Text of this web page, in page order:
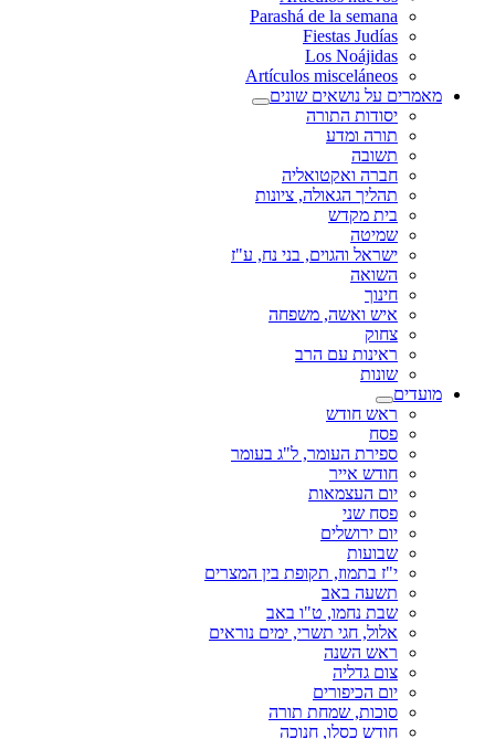
Parashá de la semana
Fiestas Judías
Los Noájidas
Artículos misceláneos
מאמרים על נושאים שונים
יסודות התורה
תורה ומדע
תשובה
חברה ואקטואליה
תהליך הגאולה, ציונות
בית מקדש
שמיטה
ישראל והגוים, בני נח, ע"ז
השואה
חינוך
איש ואשה, משפחה
צחוק
ראינות עם הרב
שונות
מועדים
ראש חודש
פסח
ספירת העומר, ל"ג בעומר
חודש אייר
יום העצמאות
פסח שני
יום ירושלים
שבועות
י"ז בתמוז, תקופת בין המצרים
תשעה באב
שבת נחמו, ט"ו באב
אלול, חגי תשרי, ימים נוראים
ראש השנה
צום גדליה
יום הכיפורים
סוכות, שמחת תורה
חודש כסלו, חנוכה